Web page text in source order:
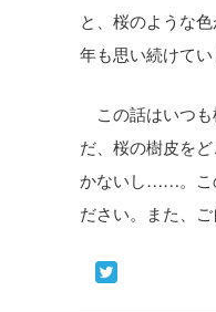
と、桜のような
年も思い続けてい
この話はいつも
だ、桜の樹皮を
かないし……。こ
ださい。また、